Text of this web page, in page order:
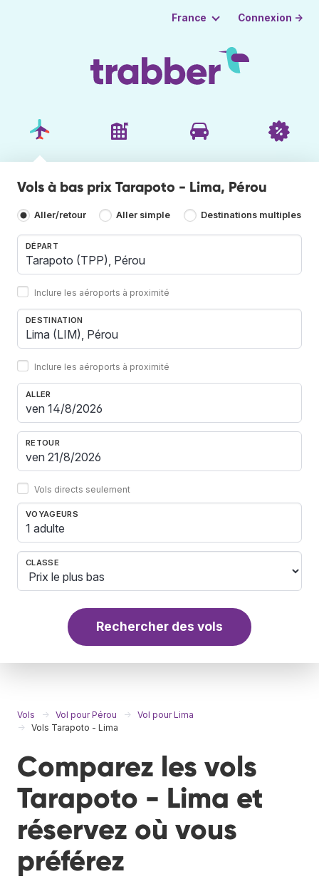
France Connexion →
Vols à bas prix Tarapoto - Lima, Pérou
Aller/retour Aller simple Destinations multiples
DÉPART
Inclure les aéroports à proximité
DESTINATION
Inclure les aéroports à proximité
ALLER
RETOUR
Vols directs seulement
VOYAGEURS
1 adulte
CLASSE
Rechercher des vols
Vols Vol pour Pérou
Vol pour Lima
Vols Tarapoto - Lima
Comparez les vols
Tarapoto - Lima et
réservez où vous
préférez